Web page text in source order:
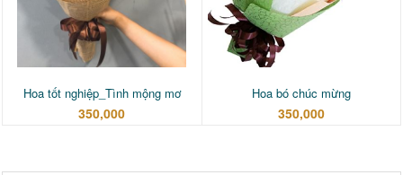
Hoa tốt nghiệp_Tình mộng mơ
350,000
Hoa bó chúc mừng
350,000